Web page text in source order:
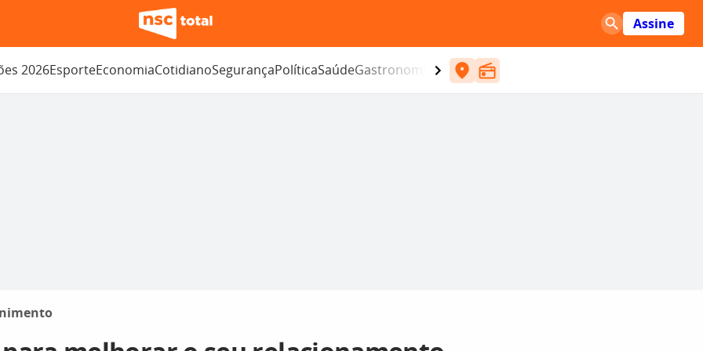
Assine
2026EsporteEconomiaCotidianoSegurançaPolíticaSaúdeGastronomia Entretenimento